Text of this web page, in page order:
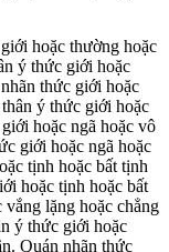
hoặc thường hoặc
ý thức giới hoặc
thức giới hoặc
ý thức giới hoặc
hoặc ngã hoặc vô
giới hoặc ngã hoặc
tịnh hoặc bất tịnh
hoặc tịnh hoặc bất
lặng hoặc chẳng
ý thức giới hoặc
Quán nhãn thức